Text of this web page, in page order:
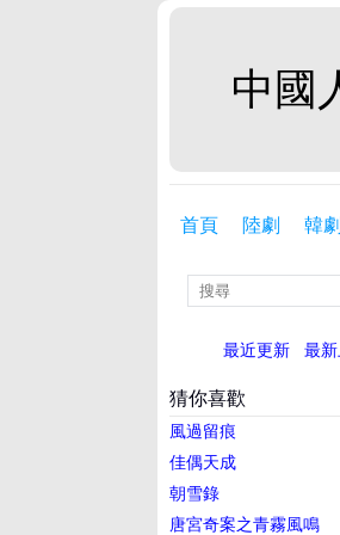
中國
首頁 陸劇 韓劇
最近更新 最
猜你喜歡
風過留痕
佳偶天成
朝雪錄
唐宮奇案之青霧風鳴